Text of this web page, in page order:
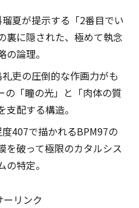
瑠夏が提示する「2番目でい
裏に隠された、極めて執念
論理。
吏の圧倒的な作画力がも
の「瞳の光」と「肉体の質
配する構造。
407で描かれるBPM97の
を破って極限のカタルシス
特定。
ーリンク